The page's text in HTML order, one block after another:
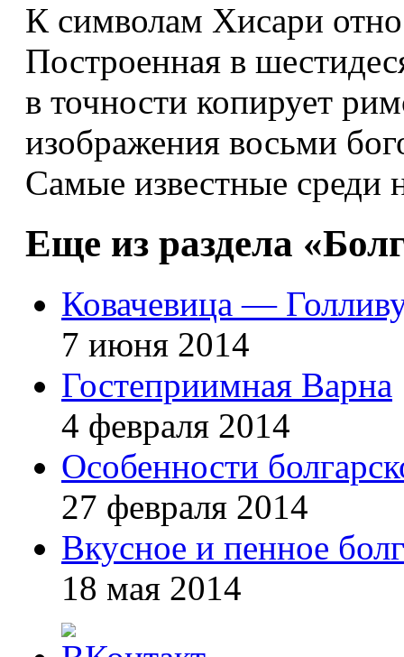
К символам Хисари
Построенная в
в точности копирует
изображения восьми
Самые известные среди
Еще из раздела
Ковачевица —
7 июня 2014
Гостеприимная Варна
4 февраля 2014
Особенности
27 февраля 2014
Вкусное и пенное
18 мая 2014